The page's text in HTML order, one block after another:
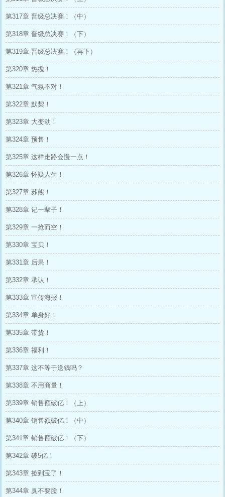
第317章 晋级总决赛！（中）
第318章 晋级总决赛！（下）
第319章 晋级总决赛！（再下）
第320章 热搜！
第321章 气氛不对！
第322章 默契！
第323章 大变动！
第324章 预售！
第325章 这样走路会慢一点！
第326章 怀疑人生！
第327章 苏熊！
第328章 记一辈子！
第329章 一抢而空！
第330章 宝贝！
第331章 后果！
第332章 承认！
第333章 宣传海报！
第334章 单身好！
第335章 带货！
第336章 福利！
第337章 这不等于送钱吗？
第338章 不用商量！
第339章 销售额破亿！（上）
第340章 销售额破亿！（中）
第341章 销售额破亿！（下）
第342章 破5亿！
第343章 捡到宝了！
第344章 臭不要脸！